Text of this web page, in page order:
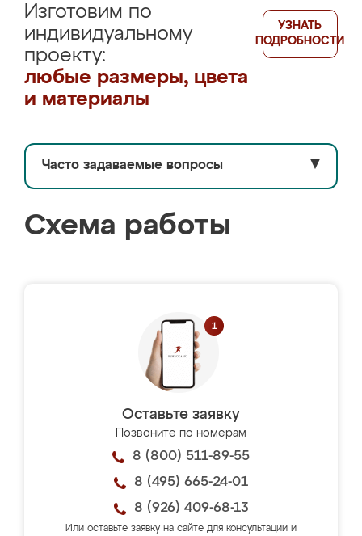
Изготовим по
индивидуальному
проекту:
любые размеры, цвета
и материалы
УЗНАТЬ
ПОДРОБНОСТИ
Часто задаваемые вопросы ▼
Схема работы
Оставьте заявку
Позвоните по номерам
8 (800) 511-89-55
8 (495) 665-24-01
8 (926) 409-68-13
Или оставьте заявку на сайте для консультации и